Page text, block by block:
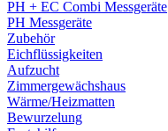
PH + EC Combi Messgeräte
PH Messgeräte
Zubehör
Eichflüssigkeiten
Aufzucht
Zimmergewächshaus
Wärme/Heizmatten
Bewurzelung